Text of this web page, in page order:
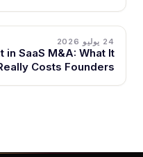
in SaaS M&A: What It
Really Costs Founders